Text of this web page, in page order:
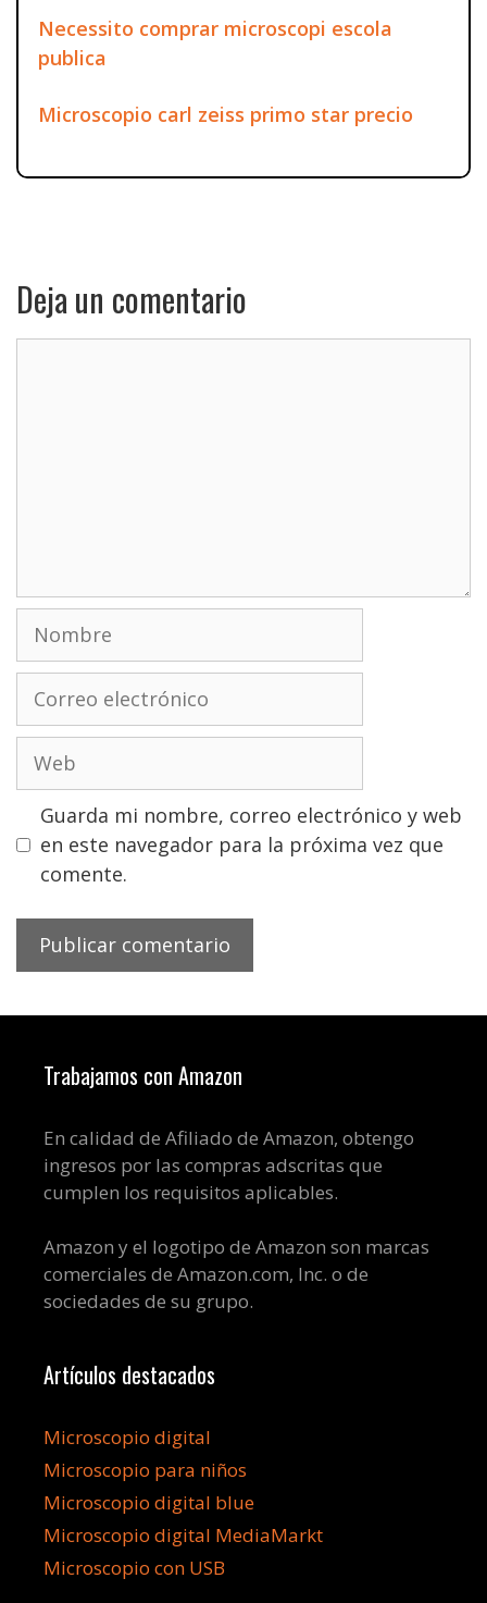
Necessito comprar microscopi escola
publica
Microscopio carl zeiss primo star precio
Deja un comentario
Nombre
electrónico
Guarda mi nombre, correo electrónico y web
en este navegador para la próxima vez que
comente.
Trabajamos con Amazon
En calidad de Afiliado de Amazon, obtengo
ingresos por las compras adscritas que
cumplen los requisitos aplicables.
Amazon y el logotipo de Amazon son marcas
comerciales de Amazon.com, Inc. o de
sociedades de su grupo.
Artículos destacados
Microscopio digital
Microscopio para niños
Microscopio digital blue
Microscopio digital MediaMarkt
Microscopio con USB